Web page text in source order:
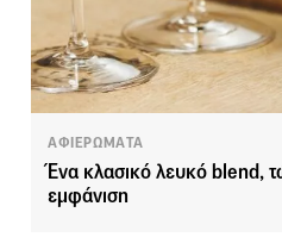
ΑΦΙΕΡΩΜΑΤΑ
Ένα κλασικό λευκό blend,
εμφάνιση